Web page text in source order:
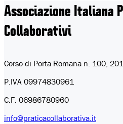
Associazione Italiana
Collaborativi
Corso di Porta Romana n. 100,
P.IVA 09974830961
C.F. 06986780960
info@praticacollaborativa.it